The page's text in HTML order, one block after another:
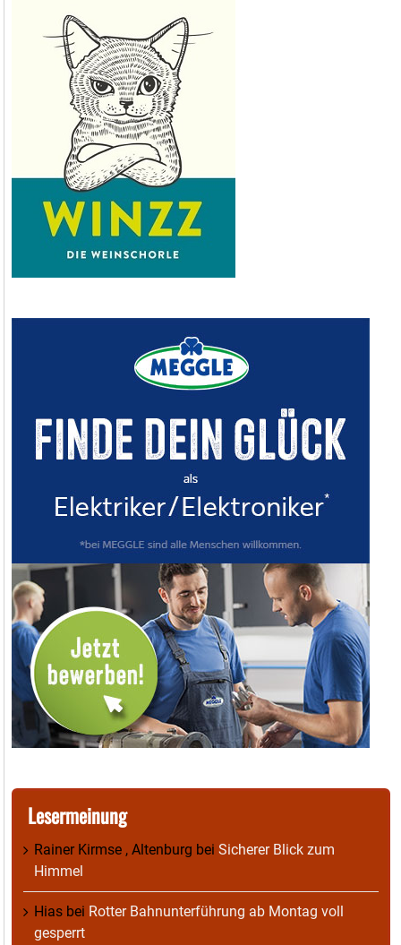
Lesermeinung
Rainer Kirmse , Altenburg bei Sicherer Blick zum
Himmel
Hias bei Rotter Bahnunterführung ab Montag voll
gesperrt